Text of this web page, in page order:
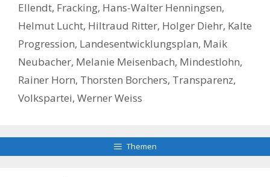
Ellendt, Fracking, Hans-Walter Henningsen,
Helmut Lucht, Hiltraud Ritter, Holger Diehr, Kalte
Progression, Landesentwicklungsplan, Maik
Neubacher, Melanie Meisenbach, Mindestlohn,
Rainer Horn, Thorsten Borchers, Transparenz,
Volkspartei, Werner Weiss
Themen